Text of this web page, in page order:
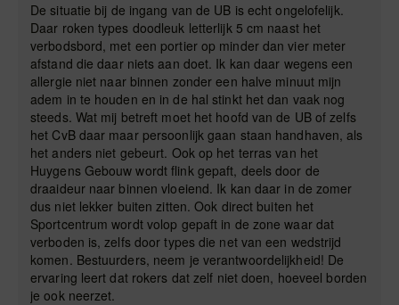
De situatie bij de ingang van de UB is echt ongelofelijk.
Daar roken types doodleuk letterlijk 5 cm naast het
verbodsbord, met een portier op minder dan vier meter
afstand die daar niets aan doet. Ik kan daar wegens een
allergie niet naar binnen zonder een halve minuut mijn
adem in te houden en in de hal stinkt het dan vaak nog
steeds. Wat mij betreft moet het hoofd van de UB of zelfs
het CvB daar maar persoonlijk gaan staan handhaven, als
het anders niet gebeurt. Ook op het terras van het
Huygens Gebouw wordt flink gepaft, deels door de
draaideur naar binnen vloeiend. Ik kan daar in de zomer
dus niet lekker buiten zitten. Ook direct buiten het
Sportcentrum wordt volop gepaft in de zone waar dat
verboden is, zelfs door types die net van een wedstrijd
komen. Bestuurders, neem je verantwoordelijkheid! De
ervaring leert dat rokers dat zelf niet doen, hoeveel borden
je ook neerzet.